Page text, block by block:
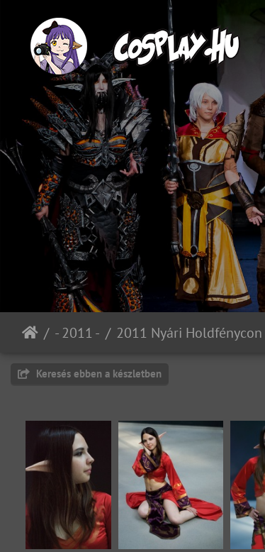
- 2011 - 2011 Nyári Holdfénycon
Keresés ebben a készletben